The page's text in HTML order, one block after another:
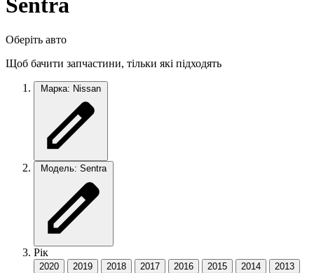
Sentra
Оберіть авто
Щоб бачити запчастини, тільки які підходять
Марка: Nissan
Модель: Sentra
Рік
2020 2019 2018 2017 2016 2015 2014
2013